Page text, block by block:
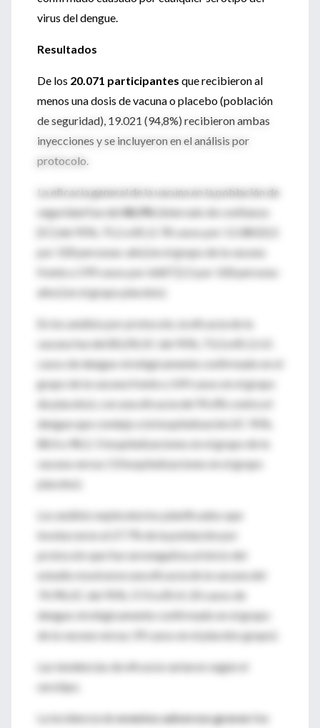
virus del dengue.
Resultados
De los 20.071 participantes que recibieron al
menos una dosis de vacuna o placebo (población
de seguridad), 19.021 (94,8%) recibieron ambas
inyecciones y se incluyeron en el análisis por
protocolo.
La eficacia general de la vacuna en la población de
seguridad fue del80,9%(intervalo de confianza
[IC] del 95%, 75,2 a 85,3; 78 casos por 13.380 [0,5
por 100 personas-año] en el grupo de la vacuna
frente a 199 casos por 6687 [2,5 por 100 persona-
años] en el grupo placebo).
En los análisis por protocolo, la eficacia de la
vacuna fue del 80,2% (IC del 95%, 73,3 a 85,3; 61
casos de dengue virológicamente confirmado en el
grupo de la vacuna frente a 149 casos en el grupo
de placebo), con una eficacia del 95,4% contra el
dengue que condujo a la hospitalización (IC 95%,
88.4 a 98.2; 5 hospitalizaciones en el grupo de la
vacuna versus 53 hospitalizaciones en el grupo
placebo).
Los análisis exploratorios planificados que
involucraron al 27.7% de la población por
protocolo que fue seronegativa al inicio del
estudio mostraron una eficacia de la vacuna del
74.9% (IC del 95%, 57.0 a 85.4; 20 casos de
dengue virológicamente confirmado en el grupo
de la vacuna versus 39 casos en el placebo grupo).
Las tendencias de eficacia variaron según el
serotipo.
La incidencia deeventos adversos graves fue